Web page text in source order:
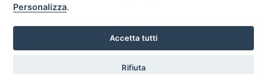
Sviluppo Turismo Italia S.r.L. unipersonale
P.IVA: 01665350433 | R.E.A. FM-195884
Avviso Legale
Privacy Policy
Personalizza.
Accetta tutti
Rifiuta